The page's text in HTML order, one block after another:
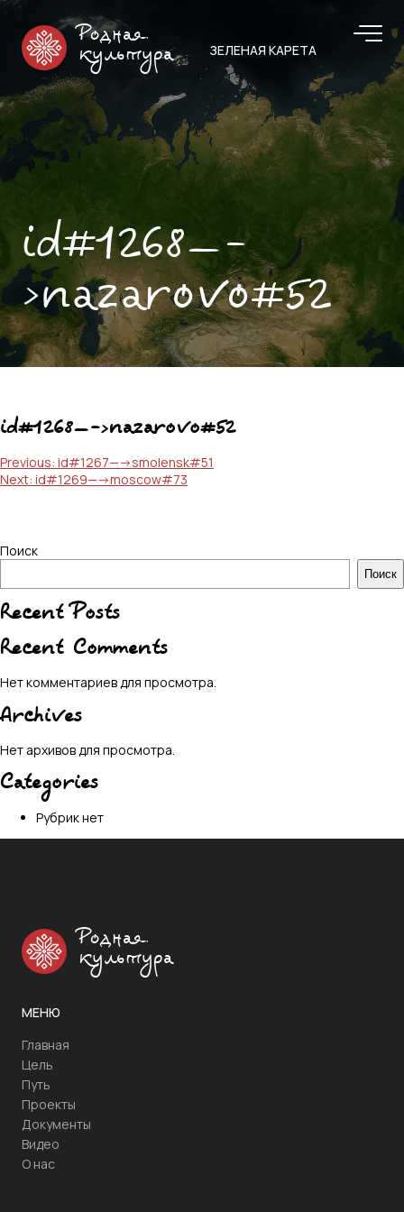
Родная
культура
ЗЕЛЕНАЯ КАРЕТА
id#1268—-
>nazarovo#52
id#1268—->nazarovo#52
Навигация
по
Previous: id#1267—->smolensk#51
Next: id#1269—->moscow#73
Поиск
Поиск
Recent Posts
Recent Comments
Нет комментариев для просмотра.
Archives
Нет архивов для просмотра.
Categories
Рубрик нет
Родная
культура
МЕНЮ
Главная
Цель
Путь
Проекты
Документы
Видео
О нас